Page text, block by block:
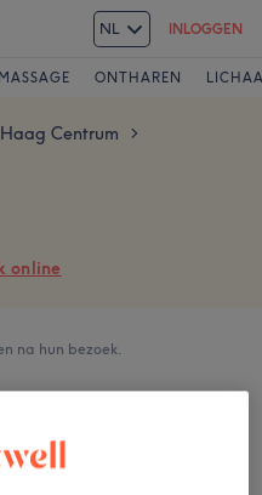
NL INLOGGEN
MASSAGE ONTHAREN
Centrum >
online
na hun bezoek.